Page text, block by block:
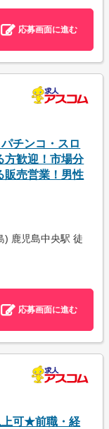
応募画面に進む
チンコ・スロ
方歓迎！市場分
販売営業！男性
) 鹿児島中央駅 徒
応募画面に進む
可★前職・経